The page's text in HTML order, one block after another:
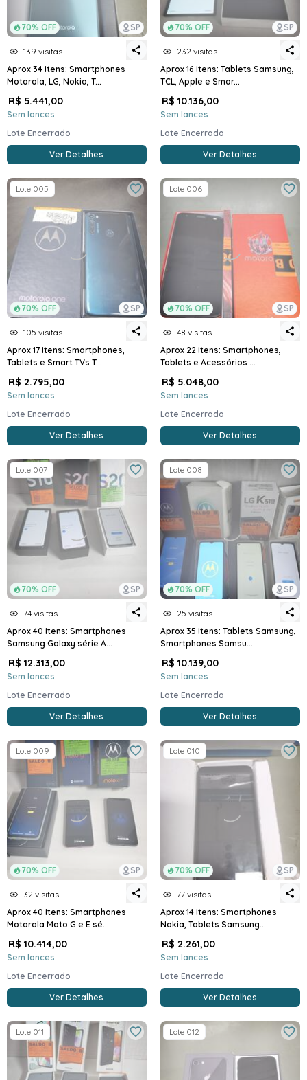
70% OFF SP
139 visitas
Aprox 34 Itens: Smartphones
Motorola, LG, Nokia, T...
R$ 5.441,00
Sem lances
Lote Encerrado
Ver Detalhes
70% OFF SP
232 visitas
Aprox 16 Itens: Tablets Samsung,
TCL, Apple e Smar...
R$ 10.136,00
Sem lances
Lote Encerrado
Ver Detalhes
70% OFF SP
Lote 005
105 visitas
Aprox 17 Itens: Smartphones,
Tablets e Smart TVs T...
R$ 2.795,00
Sem lances
Lote Encerrado
Ver Detalhes
70% OFF SP
Lote 006
48 visitas
Aprox 22 Itens: Smartphones,
Tablets e Acessórios ...
R$ 5.048,00
Sem lances
Lote Encerrado
Ver Detalhes
70% OFF SP
Lote 007
74 visitas
Aprox 40 Itens: Smartphones
Samsung Galaxy série A...
R$ 12.313,00
Sem lances
Lote Encerrado
Ver Detalhes
70% OFF SP
Lote 008
25 visitas
Aprox 35 Itens: Tablets Samsung,
Smartphones Samsu...
R$ 10.139,00
Sem lances
Lote Encerrado
Ver Detalhes
70% OFF SP
Lote 009
32 visitas
Aprox 40 Itens: Smartphones
Motorola Moto G e E sé...
R$ 10.414,00
Sem lances
Lote Encerrado
Ver Detalhes
70% OFF SP
Lote 010
77 visitas
Aprox 14 Itens: Smartphones
Nokia, Tablets Samsung...
R$ 2.261,00
Sem lances
Lote Encerrado
Ver Detalhes
Lote 011 Lote 012